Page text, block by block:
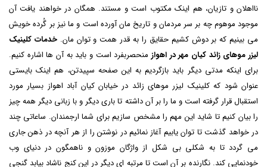
نااهلان و تازیان، هم اینک مکتوب است و مستند. همگان در خواهند یافت آن
موجود موهوم چه بر سر مردمان و تاریخ مان آورده است و ما نیز بر گُرده خویش
می بینیم که بر دوش کشیم حقایق را به قدر همت و توان مان.خدمات کلینیک
لیزر موهای زائد کیان مهر در اهواز منحصربفرد است و باید به آن ها اشاره کنیم.
برای اینکه مدتی دیگر باید بازگردیم به این صفحه سپیدتن، هم اینک بایستی
عنوان شود کهکلینیک لیزر موهای زائد در خیابان کیان آباد اهواز بسیار مورد
استقبال قرار گرفته است و ما را بر آن داشته تا باری دیگر و با زبانی دیگر همه چیز
را بیان کنیم تا شاید این مهم را مشخص سازیم برای شما ارجمندان. ساعاتی چند
در خواهد گذشت تا توان یابیم آغاز نمائیم در نوشتن را از هر آنچه در ذهن جاری
می گردد تا به شکلی بی شکل از واژگان موزون و ناهمگون در دنیای وب
خودنمایی کند. نگارنده بر آن است تا مرتبه ای دیگر در این کنج ناشاد بیابد گنجی